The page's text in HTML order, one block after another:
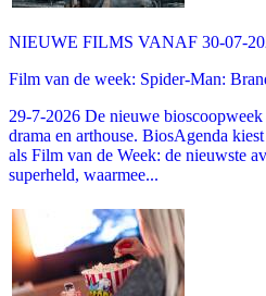
NIEUWE FILMS VANAF 30-07-
Film van de week: Spider-Man:
29-7-2026 De nieuwe
drama en arthouse. BiosAgenda
als Film van de Week: de nieuwste
superheld, waarmee...